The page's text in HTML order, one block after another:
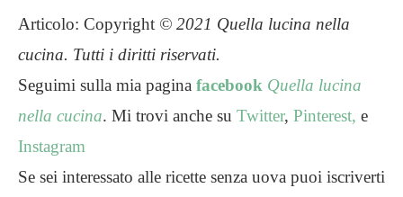
Articolo: Copyright © 2021 Quella lucina nella
cucina. Tutti i diritti riservati.
Seguimi sulla mia pagina facebook Quella lucina
nella cucina. Mi trovi anche su Twitter, Pinterest, e
Instagram
Se sei interessato alle ricette senza uova puoi iscriverti